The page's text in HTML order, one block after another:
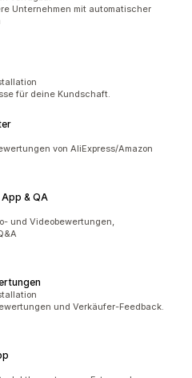
Unternehmen mit automatischer
für deine Kundschaft.
von AliExpress/Amazon
& QA
und Videobewertungen,
und Verkäufer-Feedback.